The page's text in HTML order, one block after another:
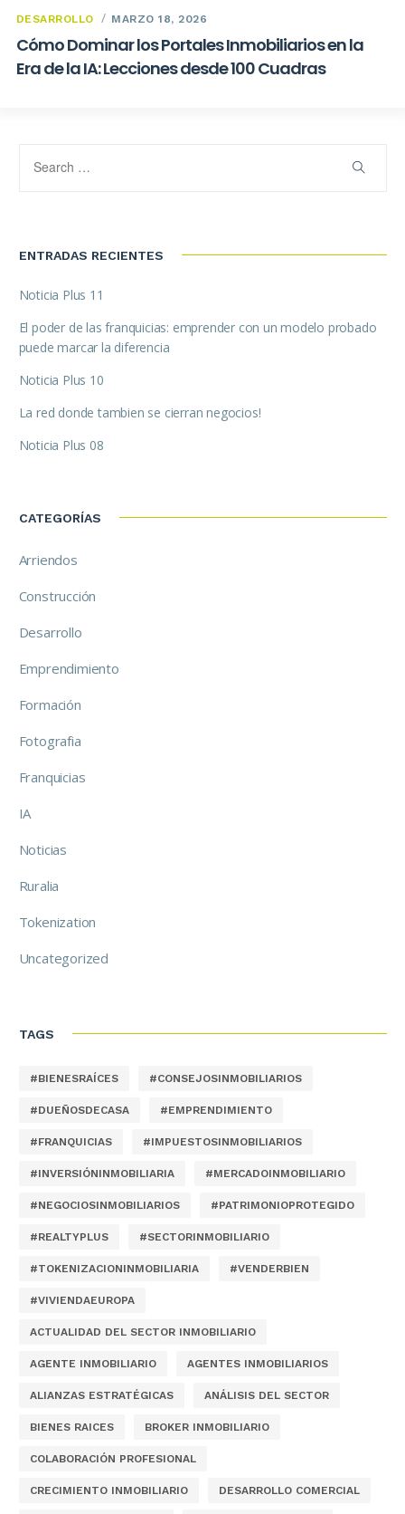
DESARROLLO MARZO 18, 2026
Cómo Dominar los Portales Inmobiliarios en la
Era de la IA: Lecciones desde 100 Cuadras
ENTRADAS RECIENTES
Noticia Plus 11
El poder de las franquicias: emprender con un modelo probado
puede marcar la diferencia
Noticia Plus 10
La red donde tambien se cierran negocios!
Noticia Plus 08
CATEGORÍAS
Arriendos
Construcción
Desarrollo
Emprendimiento
Formación
Fotografia
Franquicias
IA
Noticias
Ruralia
Tokenization
Uncategorized
TAGS
#BIENESRAÍCES #CONSEJOSINMOBILIARIOS
#DUEÑOSDECASA #EMPRENDIMIENTO
#FRANQUICIAS #IMPUESTOSINMOBILIARIOS
#INVERSIÓNINMOBILIARIA #MERCADOINMOBILIARIO
#NEGOCIOSINMOBILIARIOS #PATRIMONIOPROTEGIDO
#REALTYPLUS #SECTORINMOBILIARIO
#TOKENIZACIONINMOBILIARIA #VENDERBIEN
#VIVIENDAEUROPA
ACTUALIDAD DEL SECTOR INMOBILIARIO
AGENTE INMOBILIARIO AGENTES INMOBILIARIOS
ALIANZAS ESTRATÉGICAS ANÁLISIS DEL SECTOR
BIENES RAICES BROKER INMOBILIARIO
COLABORACIÓN PROFESIONAL
CRECIMIENTO INMOBILIARIO DESARROLLO COMERCIAL